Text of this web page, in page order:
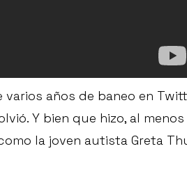
años de baneo en
Y bien que hizo, al
la joven autista Greta